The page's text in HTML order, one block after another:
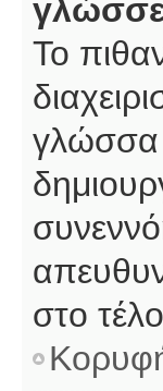
Το
γλώσσα
στο